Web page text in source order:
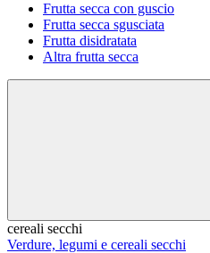
Frutta secca con guscio
Frutta secca sgusciata
Frutta disidratata
Altra frutta secca
cereali secchi
Verdure, legumi e cereali secchi